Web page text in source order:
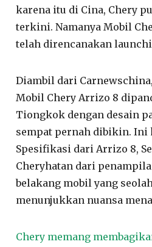
karena itu di Cina, Chery
terkini. Namanya Mobil
telah direncanakan
Diambil dari Carnewschina,
Mobil Chery Arrizo 8
Tiongkok dengan desain
sempat pernah dibikin. Ini
Spesifikasi dari Arrizo 8,
Cheryhatan dari
belakang mobil yang
menunjukkan nuansa
Chery memang